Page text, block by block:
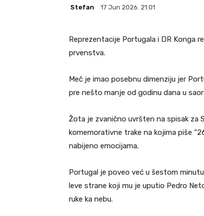
Stefan 17 Jun 2026. 21:01
Reprezentacije Portugala i DR Konga
prvenstva.
Meč je imao posebnu dimenziju jer
pre nešto manje od godinu dana u
Žota je zvanično uvršten na spisak za
komemorativne trake na kojima piše
nabijeno emocijama.
Portugal je poveo već u šestom
leve strane koji mu je uputio Pedro
ruke ka nebu.